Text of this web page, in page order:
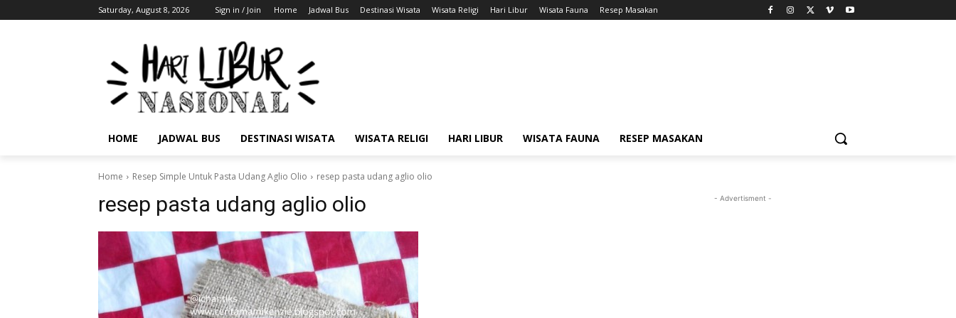
Saturday, August 8, 2026 Sign in / Join Home Jadwal Bus Destinasi Wisata Wisata Religi Hari Libur Wisata Fauna Resep Masakan
HOME JADWAL BUS DESTINASI WISATA WISATA RELIGI HARI LIBUR WISATA FAUNA RESEP MASAKAN
Home Resep Simple Untuk Pasta Udang Aglio Olio resep pasta udang aglio olio
resep pasta udang aglio olio - Advertisment -